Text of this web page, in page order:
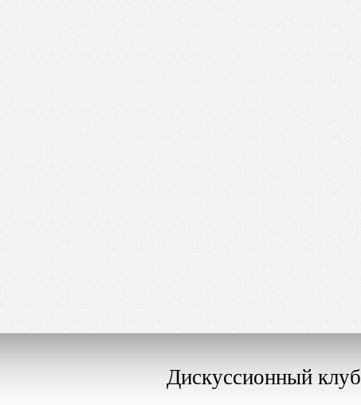
Дискуссионный клуб